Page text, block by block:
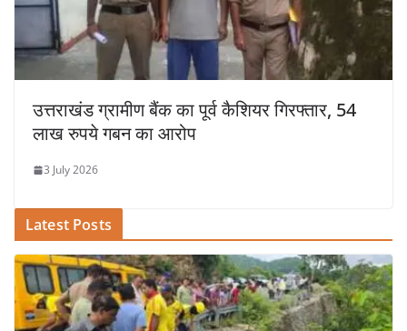
उत्तराखंड ग्रामीण बैंक का पूर्व कैशियर गिरफ्तार, 54
लाख रुपये गबन का आरोप
3 July 2026
Latest Posts